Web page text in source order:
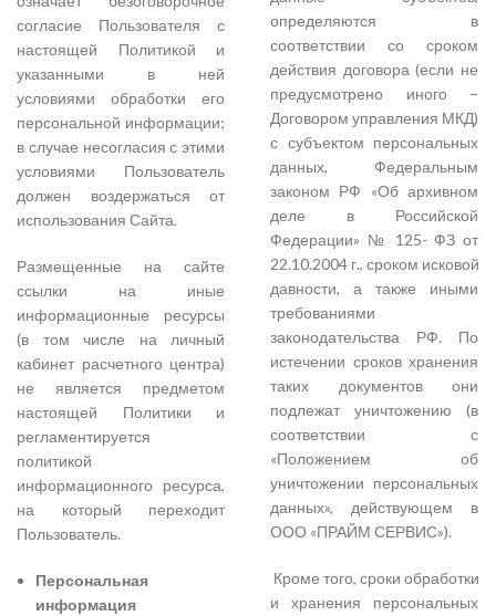
согласие Пользователя с
настоящей Политикой и
указанными в ней
условиями обработки его
персональной информации;
в случае несогласия с этими
условиями Пользователь
должен воздержаться от
использования Сайта.
Размещенные на сайте
ссылки на иные
информационные ресурсы
(в том числе на личный
кабинет расчетного центра)
не является предметом
настоящей Политики и
регламентируется
политикой
информационного ресурса,
на который переходит
Пользователь.
Персональная
информация
определяются в
соответствии со сроком
действия договора (если не
предусмотрено иного –
Договором управления МКД)
с субъектом персональных
данных, Федеральным
законом РФ «Об архивном
деле в Российской
Федерации» № 125- ФЗ от
22.10.2004 г., сроком исковой
давности, а также иными
требованиями
законодательства РФ. По
истечении сроков хранения
таких документов они
подлежат уничтожению (в
соответствии с
«Положением об
уничтожении персональных
данных», действующем в
ООО «ПРАЙМ СЕРВИС»).
Кроме того, сроки обработки
и хранения персональных